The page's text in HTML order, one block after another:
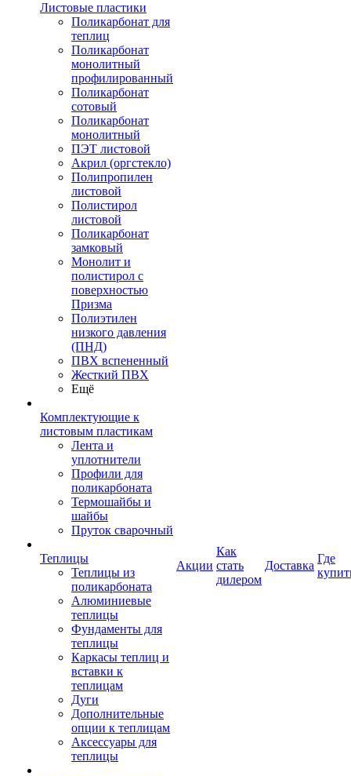
Листовые пластики
Поликарбонат для
теплиц
Поликарбонат
монолитный
профилированный
Поликарбонат
сотовый
Поликарбонат
монолитный
ПЭТ листовой
Акрил (оргстекло)
Полипропилен
листовой
Полистирол
листовой
Поликарбонат
замковый
Монолит и
полистирол с
поверхностью
Призма
Полиэтилен
низкого давления
(ПНД)
ПВХ вспененный
Жесткий ПВХ
Ещё
Комплектующие к
листовым пластикам
Лента и
уплотнители
Профили для
поликарбоната
Термошайбы и
шайбы
Пруток сварочный
Теплицы
Теплицы из
поликарбоната
Алюминиевые
теплицы
Фундаменты для
теплицы
Каркасы теплиц и
вставки к
теплицам
Дуги
Дополнительные
опции к теплицам
Аксессуары для
теплицы
Акции
Как
стать
дилером
Доставка
Где